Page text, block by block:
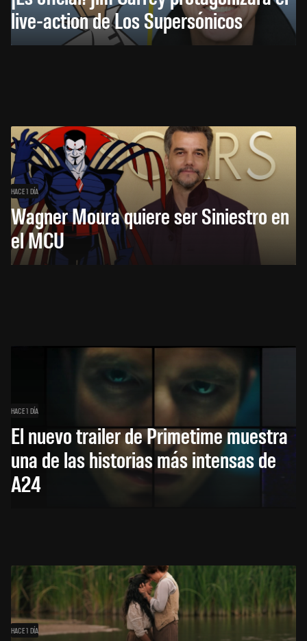
live-action de Los Supersónicos
HACE 1 DÍA
Wagner Moura quiere ser Siniestro en
el MCU
HACE 1 DÍA
El nuevo trailer de Primetime muestra
una de las historias más intensas de
A24
HACE 1 DÍA